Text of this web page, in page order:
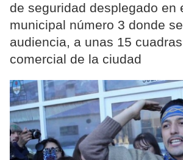
de seguridad desplegado en
municipal número 3 donde
audiencia, a unas 15
comercial de la ciudad